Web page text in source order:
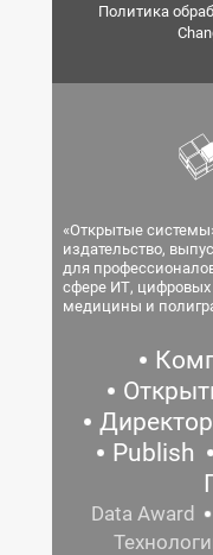
Политика
«Открытые
издательство,
для
сфере ИТ, цифровых
медицины и
Publish
Data Award